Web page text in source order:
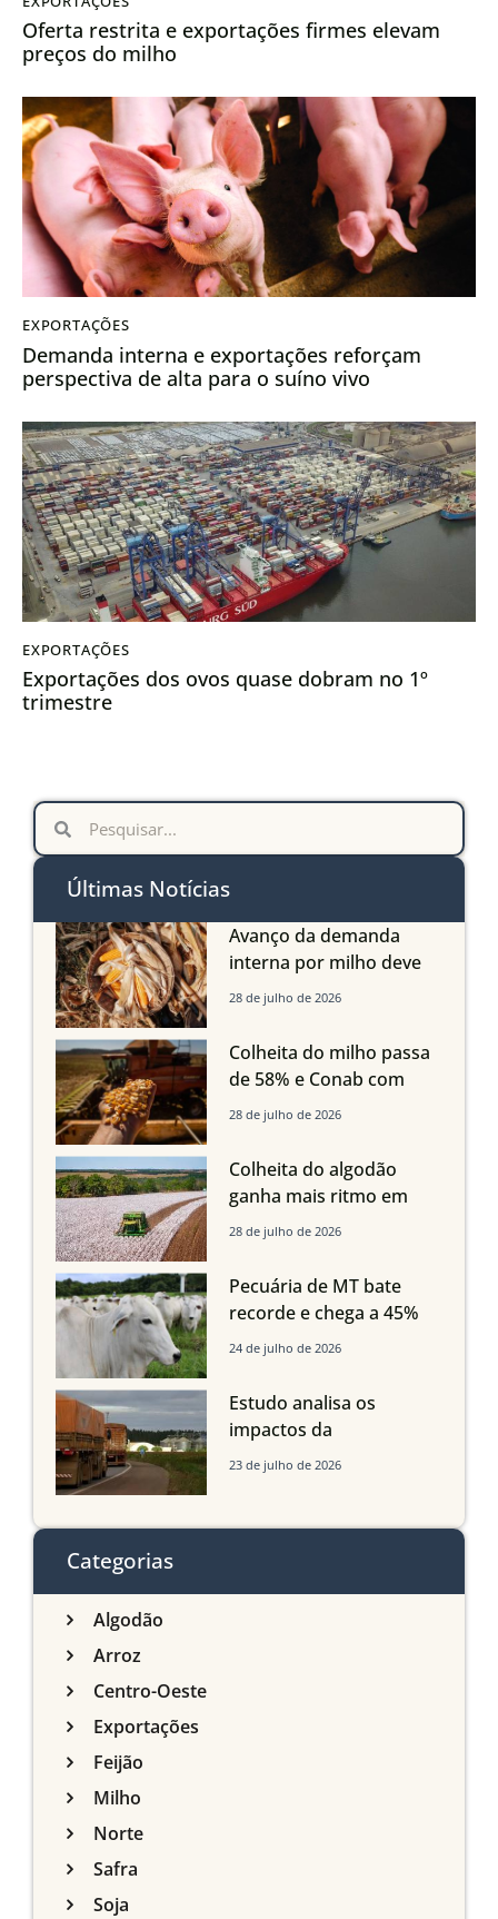
Oferta restrita e exportações firmes elevam
preços do milho
EXPORTAÇÕES
Demanda interna e exportações reforçam
perspectiva de alta para o suíno vivo
EXPORTAÇÕES
Exportações dos ovos quase dobram no 1º
trimestre
Últimas Notícias
Avanço da demanda
interna por milho deve
compensar aumento da
em Mato Grosso, aponta
Imea
28 de julho de 2026
Colheita do milho passa
de 58% e Conab com
boas produtividades em
quedas em Tocantins,
Maranhão e Piauí
28 de julho de 2026
Colheita do algodão
ganha mais ritmo em
Mato Grosso, Mato
Maranhão
28 de julho de 2026
Pecuária de MT bate
recorde e chega a 45%
dos bovinos abatidos
24 de julho de 2026
Estudo analisa os
impactos da
infraestrutura logística
do Sul
23 de julho de 2026
Categorias
Algodão
Arroz
Centro-Oeste
Exportações
Feijão
Milho
Norte
Safra
Soja